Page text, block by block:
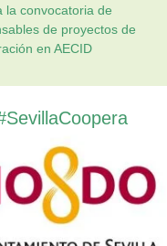
la convocatoria de
de proyectos de
en AECID